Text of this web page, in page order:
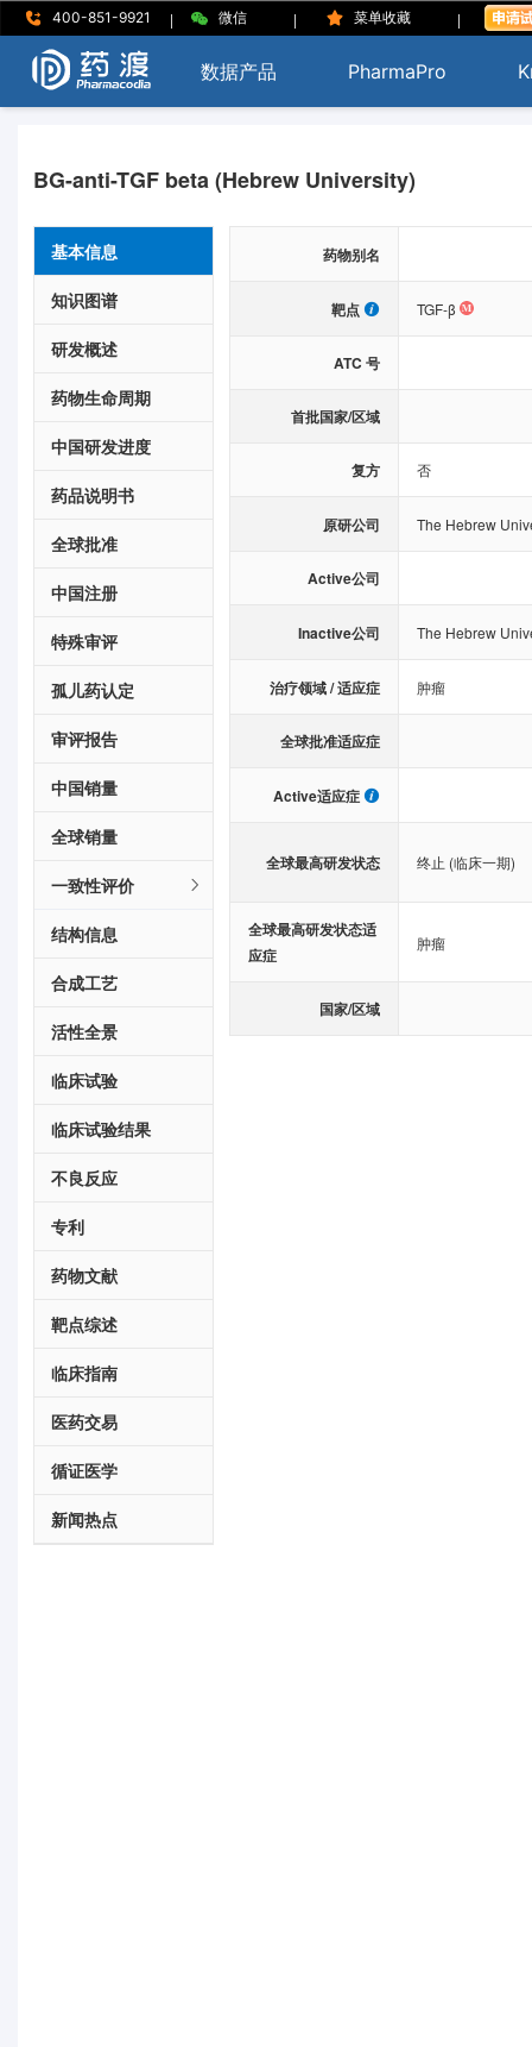
400-851-9921 | 微信 | 菜单收藏 |
数据产品 PharmaPro
BG-anti-TGF beta (Hebrew University)
基本信息
知识图谱
研发概述
药物生命周期
中国研发进度
药品说明书
全球批准
中国注册
特殊审评
孤儿药认定
审评报告
中国销量
全球销量
一致性评价
结构信息
合成工艺
活性全景
临床试验
临床试验结果
不良反应
专利
药物文献
靶点综述
临床指南
医药交易
循证医学
新闻热点
药物别名
靶点 TGF-β
ATC 号
首批国家/区域
复方 否
原研公司 The Hebrew
Active公司
Inactive公司 The Hebrew
治疗领域 / 适应症 肿瘤
全球批准适应症
Active适应症
全球最高研发状态 终止 (临床一期)
全球最高研发状态适
应症
肿瘤
国家/区域